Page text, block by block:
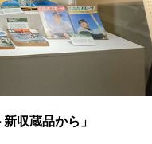
収蔵品から 」